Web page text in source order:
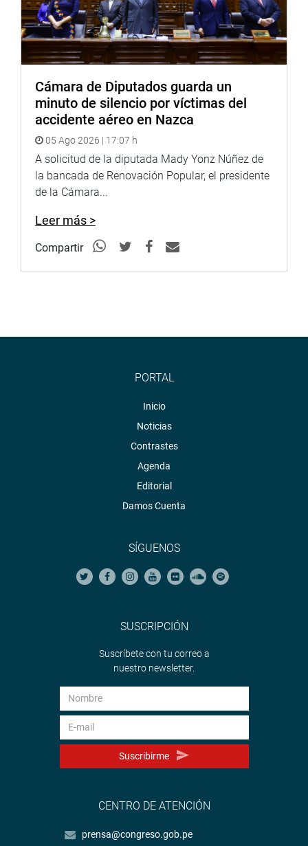
Cámara de Diputados guarda un
minuto de silencio por víctimas del
accidente aéreo en Nazca
05 Ago 2026 | 17:07 h
A solicitud de la diputada Mady Yonz Núñez de
la bancada de Renovación Popular, el presidente
de la Cámara...
Leer más >
Compartir
PORTAL
Inicio
Noticias
Contrastes
Agenda
Editorial
Damos Cuenta
SÍGUENOS
SUSCRIPCIÓN
Suscríbete con tu correo a
nuestro newsletter.
Suscribirme
CENTRO DE ATENCIÓN
prensa@congreso.gob.pe